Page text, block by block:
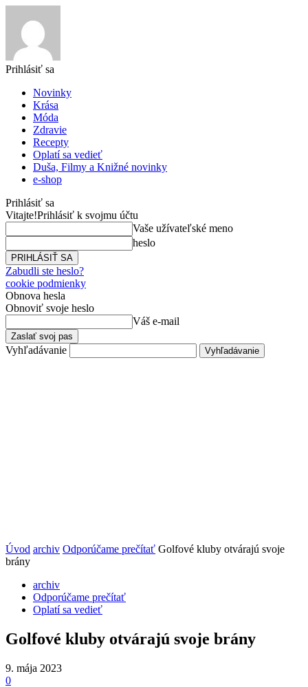
Prihlásiť sa
Novinky
Krása
Móda
Zdravie
Recepty
Oplatí sa vedieť
Duša, Filmy a Knižné novinky
e-shop
Prihlásiť sa
Vitajte!Prihlásiť k svojmu účtu
Vaše užívateľské meno
heslo
Zabudli ste heslo?
cookie podmienky
Obnova hesla
Obnoviť svoje heslo
Váš e-mail
Vyhľadávanie
Úvod archiv Odporúčame prečítať Golfové kluby otvárajú svoje
brány
archiv
Odporúčame prečítať
Oplatí sa vedieť
Golfové kluby otvárajú svoje brány
9. mája 2023
0